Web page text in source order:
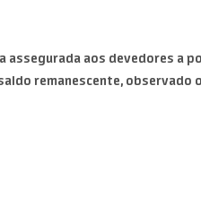
assegurada aos devedores a
remanescente, observado